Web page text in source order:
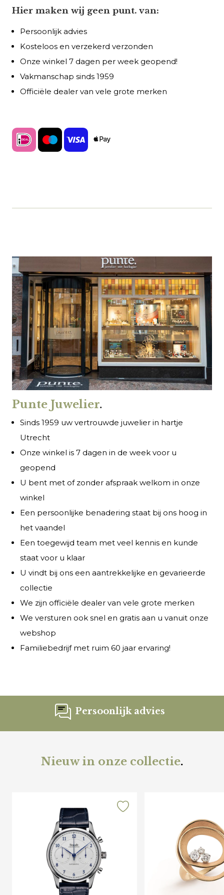
Hier maken wij geen punt. van:
Persoonlijk advies
Kosteloos en verzekerd verzonden
Onze winkel 7 dagen per week geopend!
Vakmanschap sinds 1959
Officiële dealer van vele grote merken
Punte Juwelier.
Sinds 1959 uw vertrouwde juwelier in hartje
Utrecht
Onze winkel is 7 dagen in de week voor u
geopend
U bent met of zonder afspraak welkom in onze
winkel
Een persoonlijke benadering staat bij ons hoog in
het vaandel
Een toegewijd team met veel kennis en kunde
staat voor u klaar
U vindt bij ons een aantrekkelijke en gevarieerde
collectie
We zijn officiële dealer van vele grote merken
We versturen ook snel en gratis aan u vanuit onze
webshop
Familiebedrijf met ruim 60 jaar ervaring!
Persoonlijk advies
Nieuw in onze collectie.